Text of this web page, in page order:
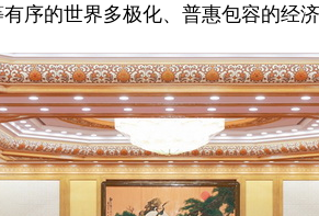
序的世界多极化、普惠包容的经